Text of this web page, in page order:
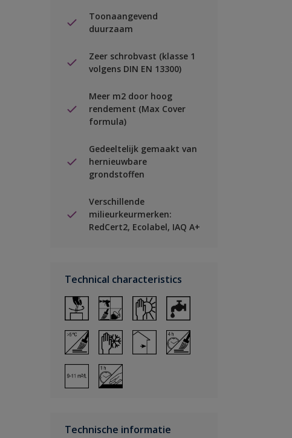
Toonaangevend
duurzaam
Zeer schrobvast (klasse 1
volgens DIN EN 13300)
Meer m2 door hoog
rendement (Max Cover
formula)
Gedeeltelijk gemaakt van
hernieuwbare
grondstoffen
Verschillende
milieurkeurmerken:
RedCert2, Ecolabel, IAQ A+
Technical characteristics
Technische informatie